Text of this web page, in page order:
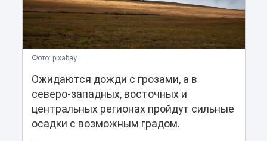
Фото: pixabay
Ожидаются дожди с грозами, а в
северо-западных, восточных и
центральных регионах пройдут сильные
осадки с возможным градом.